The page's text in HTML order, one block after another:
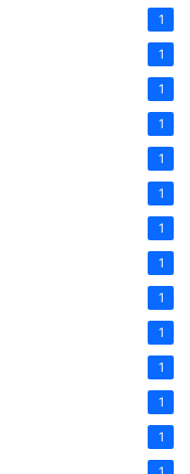
1
1
1
1
1
1
1
1
1
1
1
1
1